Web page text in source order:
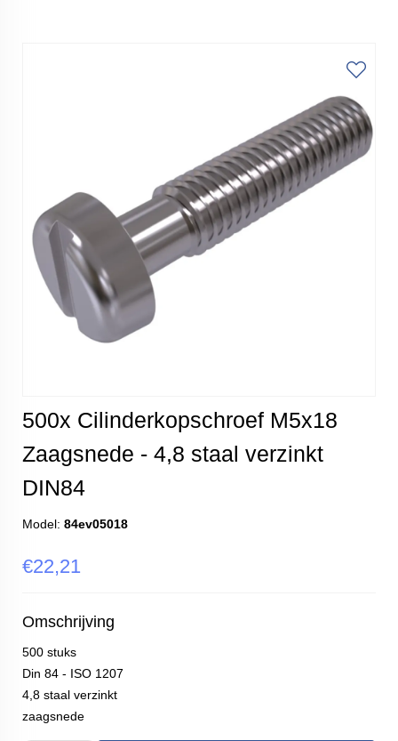
500x Cilinderkopschroef M5x18
Zaagsnede - 4,8 staal verzinkt
DIN84
Model: 84ev05018
€22,21
Omschrijving
500 stuks
Din 84 - ISO 1207
4,8 staal verzinkt
zaagsnede